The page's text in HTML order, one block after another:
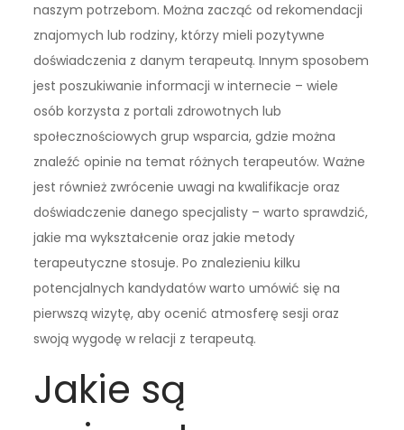
naszym potrzebom. Można zacząć od rekomendacji
znajomych lub rodziny, którzy mieli pozytywne
doświadczenia z danym terapeutą. Innym sposobem
jest poszukiwanie informacji w internecie – wiele
osób korzysta z portali zdrowotnych lub
społecznościowych grup wsparcia, gdzie można
znaleźć opinie na temat różnych terapeutów. Ważne
jest również zwrócenie uwagi na kwalifikacje oraz
doświadczenie danego specjalisty – warto sprawdzić,
jakie ma wykształcenie oraz jakie metody
terapeutyczne stosuje. Po znalezieniu kilku
potencjalnych kandydatów warto umówić się na
pierwszą wizytę, aby ocenić atmosferę sesji oraz
swoją wygodę w relacji z terapeutą.
Jakie są